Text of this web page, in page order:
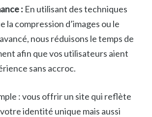
: En utilisant des techniques
la compression d’images ou le
nous réduisons le temps de
afin que vos utilisateurs aient
sans accroc.
: vous offrir un site qui reflète
identité unique mais aussi